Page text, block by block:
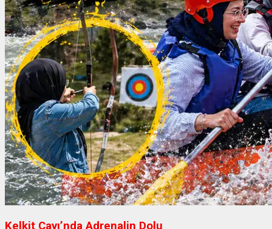
Kelkit Çayı’nda Adrenalin Dolu